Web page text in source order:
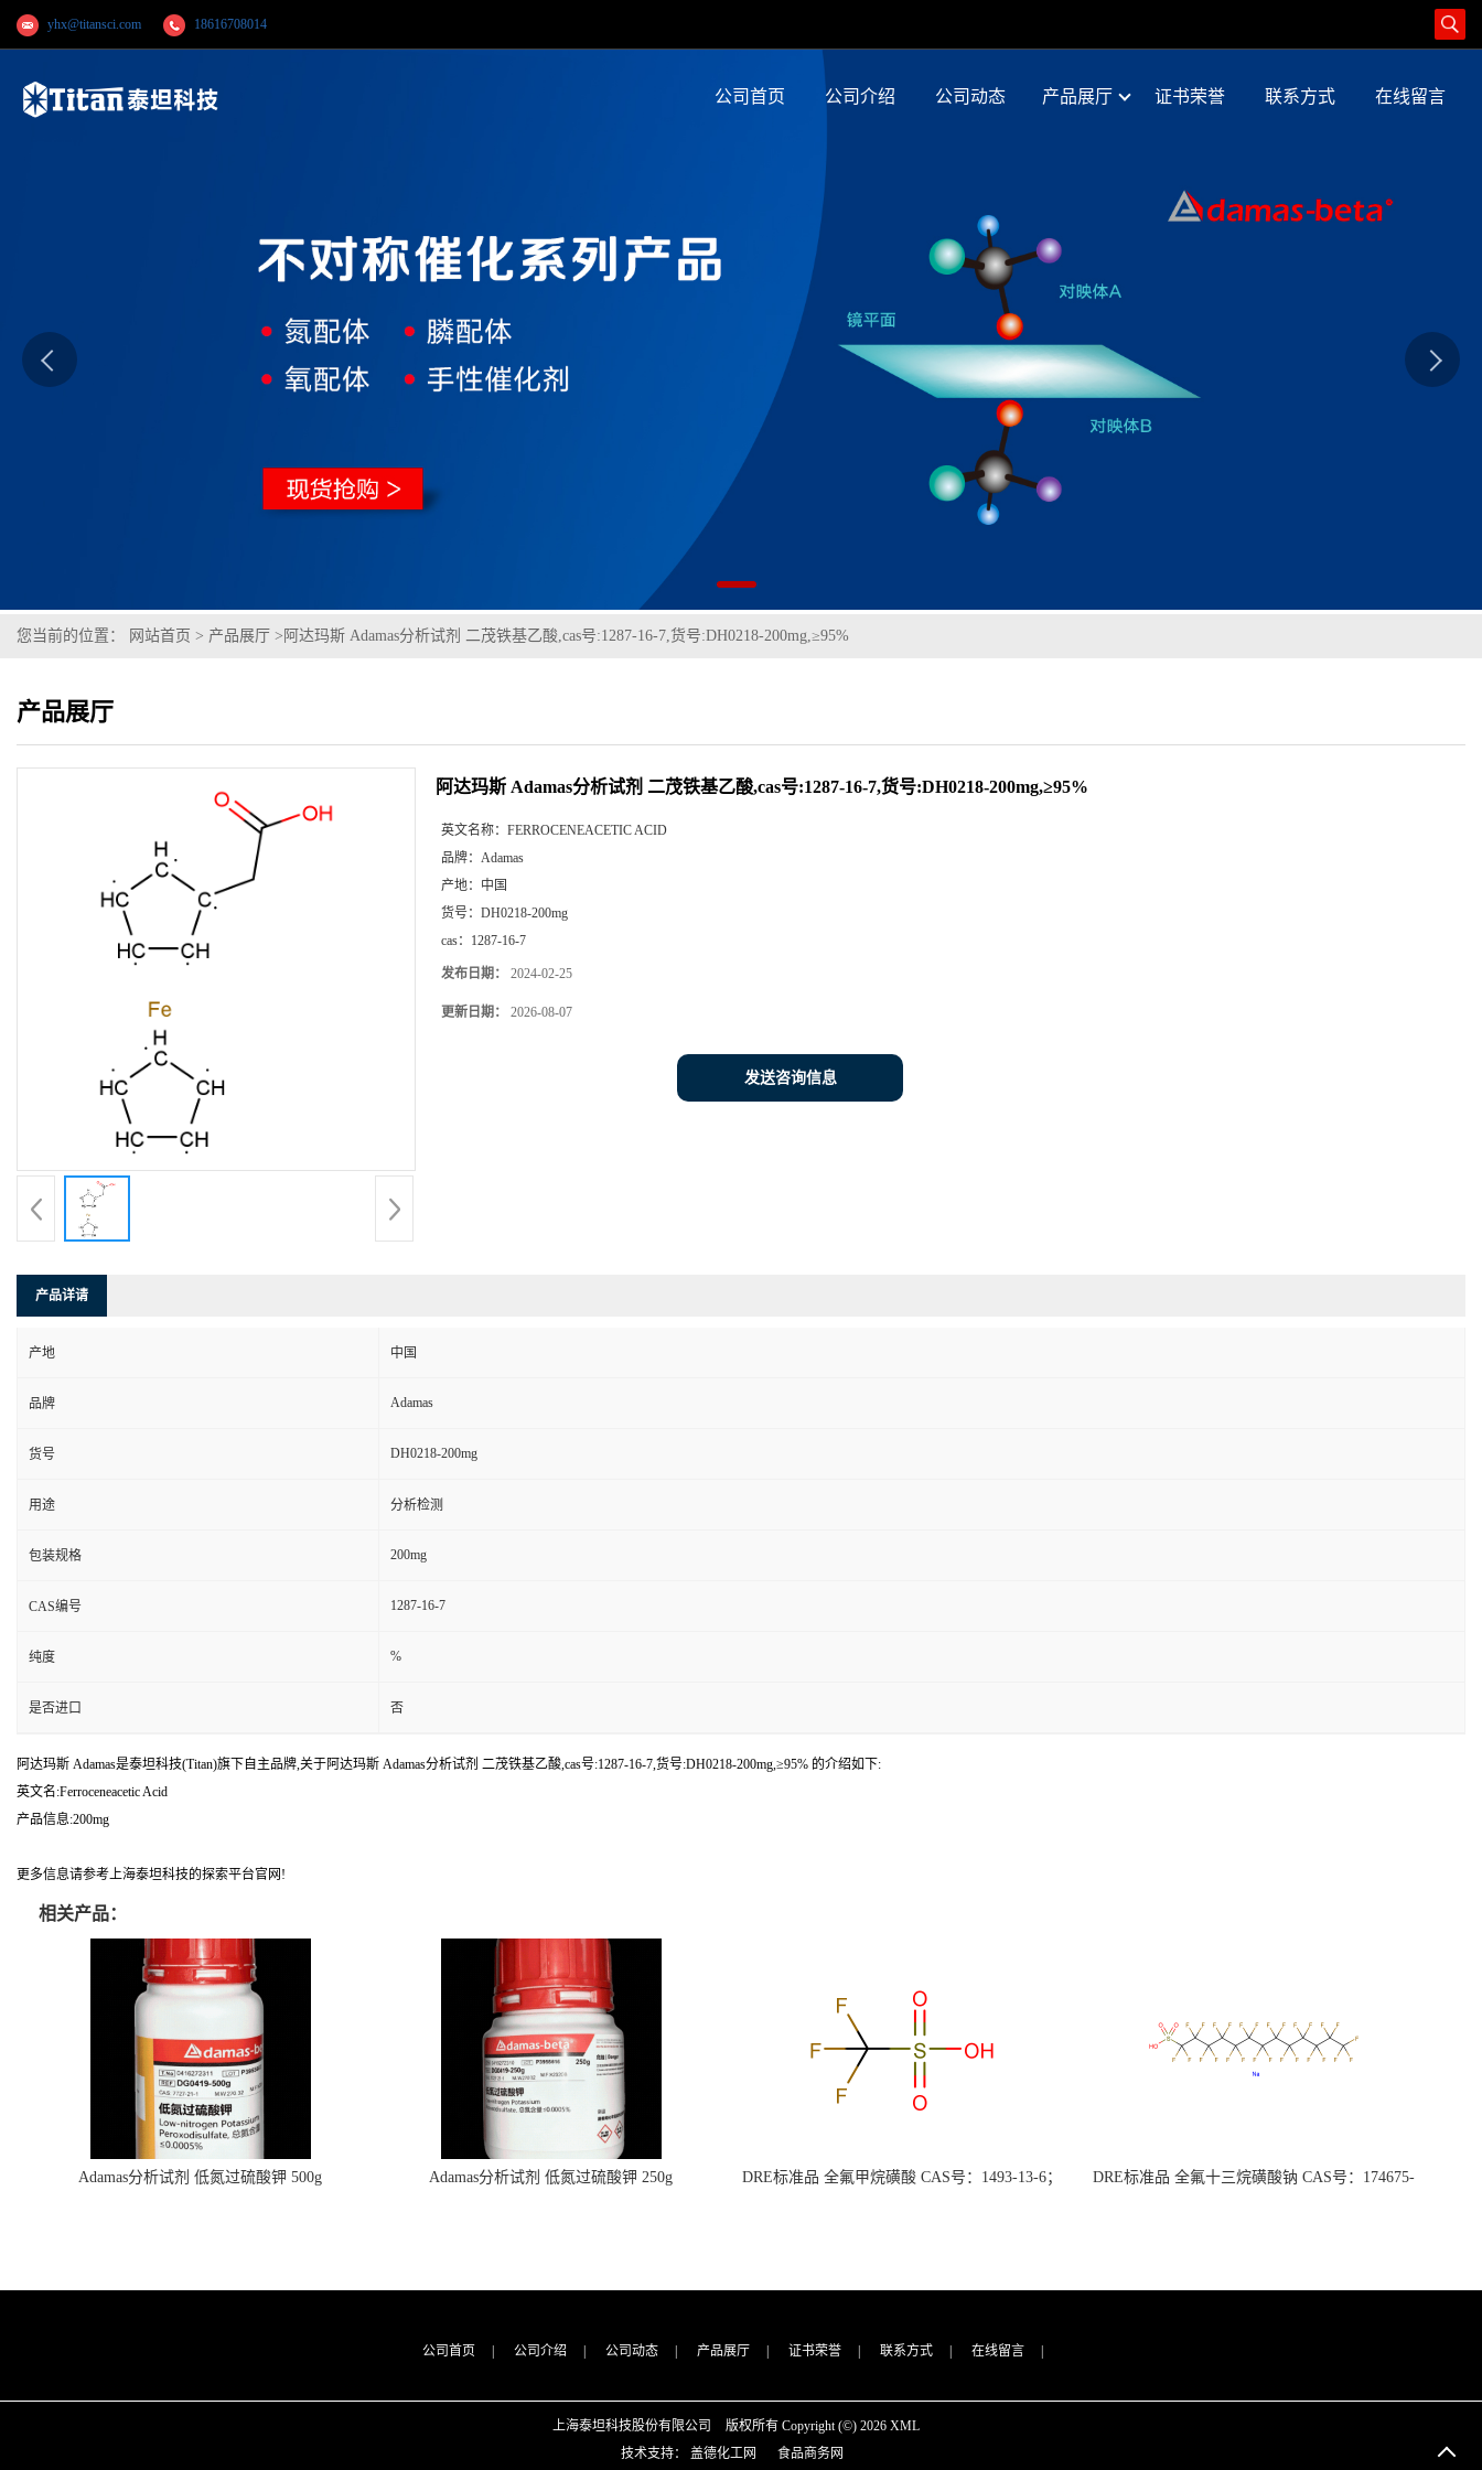
yhx@titansci.com 18616708014
公司首页 公司介绍 公司动态 产品展厅 证书荣誉 联系方式 在线留言
您当前的位置： 网站首页 > 产品展厅 > 阿达玛斯 Adamas分析试剂 二茂铁基乙酸,cas号:1287-16-7,货号:DH0218-200mg,≥95%
产品展厅
阿达玛斯 Adamas分析试剂 二茂铁基乙酸,cas号:1287-16-7,货号:DH0218-200mg,≥95%
英文名称： FERROCENEACETIC ACID
品牌： Adamas
产地： 中国
货号： DH0218-200mg
cas： 1287-16-7
发布日期： 2024-02-25
更新日期： 2026-08-07
发送咨询信息
产品详请
产地 中国
品牌 Adamas
货号 DH0218-200mg
用途 分析检测
包装规格 200mg
CAS编号 1287-16-7
纯度 %
是否进口 否
阿达玛斯 Adamas是泰坦科技(Titan)旗下自主品牌,关于阿达玛斯 Adamas分析试剂 二茂铁基乙酸,cas号:1287-16-7,货号:DH0218-200mg,≥95% 的介绍如下:
英文名:Ferroceneacetic Acid
产品信息:200mg
更多信息请参考上海泰坦科技的探索平台官网!
相关产品：
Adamas分析试剂 低氮过硫酸钾 500g
Adamas分析试剂 低氮过硫酸钾 250g
DRE标准品 全氟甲烷磺酸 CAS号：1493-13-6；
DRE标准品 全氟十三烷磺酸钠 CAS号：174675-
公司首页 | 公司介绍 | 公司动态 | 产品展厅 | 证书荣誉 | 联系方式 | 在线留言 |
上海泰坦科技股份有限公司 版权所有 Copyright (©) 2026 XML
技术支持： 盖德化工网 食品商务网